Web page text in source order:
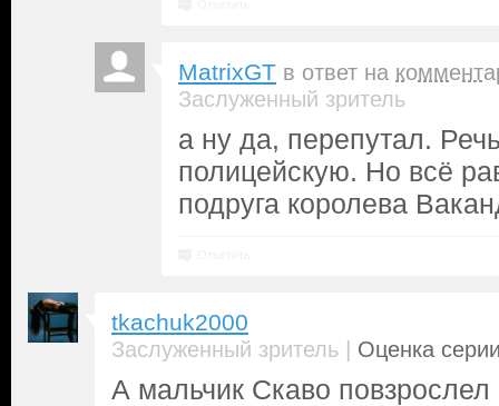
MatrixGT в ответ на
Заслуженный зритель
а ну да, перепутал.
полицейскую. Но всё
подруга королева
tkachuk2000
Заслуженный зритель | Оценка
А мальчик Скаво повзрослел